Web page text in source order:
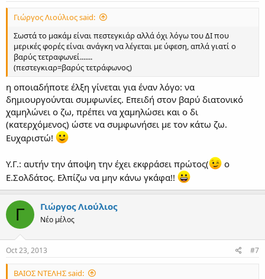
Γιώργος Λιούλιος said:
Σωστά το μακάμ είναι πεστεγκιάρ αλλά όχι λόγω του ΔΙ που
μερικές φορές είναι ανάγκη να λέγεται με ύφεση, απλά γιατί ο
βαρύς τετραφωνεί.......
(πεστεγκιαρ=βαρύς τετράφωνος)
η οποιαδήποτε έλξη γίνεται για έναν λόγο: να
δημιουργούνται συμφωνίες. Επειδή στον βαρύ διατονικό
χαμηλώνει ο ζω, πρέπει να χαμηλώσει και ο δι
(κατερχόμενος) ώστε να συμφωνήσει με τον κάτω ζω.
Ευχαριστώ!
Υ.Γ.: αυτήν την άποψη την έχει εκφράσει πρώτος(
ο
Ε.Σολδάτος. Ελπίζω να μην κάνω γκάφα!!
Γ Γιώργος Λιούλιος
Νέο μέλος
Oct 23, 2013 #7
ΒΑΙΟΣ ΝΤΕΛΗΣ said: